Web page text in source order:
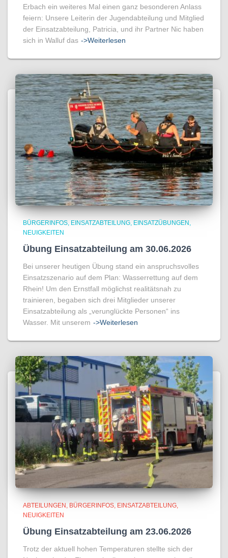
Erbach ein weiteres Mal einen ganz besonderen Anlass
feiern: Unsere Leiterin der Jugendabteilung und Mitglied
der Einsatzabteilung, Patricia, und ihr Partner Nic haben
sich in Walluf das ->Weiterlesen
BÜRGERINFOS EINSATZABTEILUNG EINSATZÜBUNGEN
NEUIGKEITEN
Übung Einsatzabteilung am 30.06.2026
Bei unserer heutigen Übung stand ein anspruchsvolles
Einsatzszenario auf dem Plan: Wasserrettung auf dem
Rhein! Um den Ernstfall möglichst realitätsnah zu
trainieren, begaben sich drei Mitglieder unserer
Einsatzabteilung als „verunglückte Personen“ ins
Wasser. Mit unserem ->Weiterlesen
ABTEILUNGEN BÜRGERINFOS EINSATZABTEILUNG
NEUIGKEITEN
Übung Einsatzabteilung am 23.06.2026
Trotz der aktuell hohen Temperaturen stellte sich der